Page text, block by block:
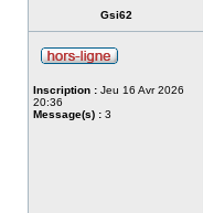
Gsi62
Inscription : Jeu 16 Avr 2026
20:36
Message(s) : 3